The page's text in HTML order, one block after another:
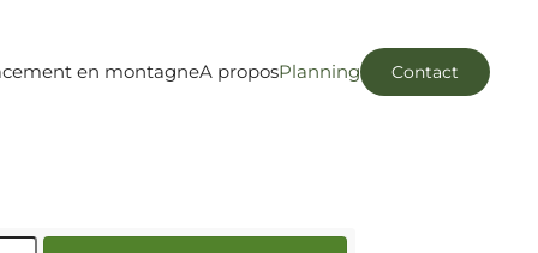
en montagneA proposPlanning Contact